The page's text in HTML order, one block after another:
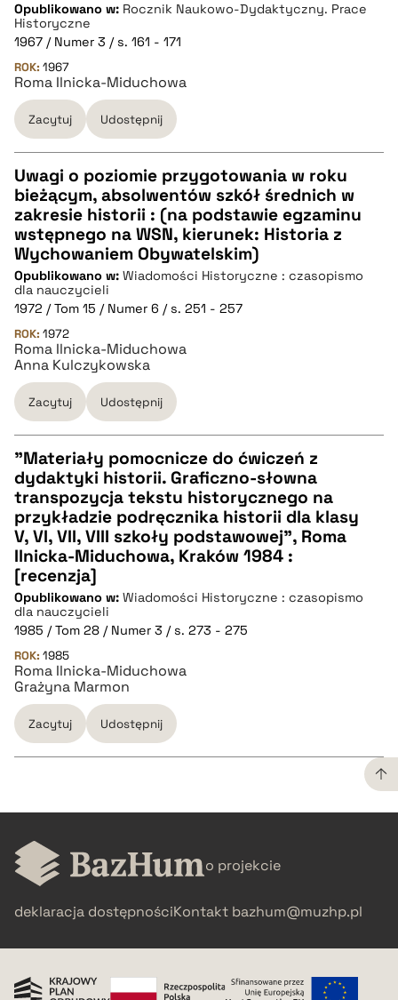
pobierz cytat
BIBTEX
pobierz cytat
Opublikowano w: Rocznik Naukowo-Dydaktyczny. Prace
Historyczne
1967 / Numer 3 / s. 161 - 171
ROK: 1967
Roma Ilnicka-Miduchowa
Zacytuj Udostępnij
CZYSTY TEKST
pobierz cytat
BIBTEX
pobierz cytat
Uwagi o poziomie przygotowania w roku
bieżącym, absolwentów szkół średnich w
zakresie historii : (na podstawie egzaminu
wstępnego na WSN, kierunek: Historia z
Wychowaniem Obywatelskim)
Opublikowano w: Wiadomości Historyczne : czasopismo
dla nauczycieli
1972 / Tom 15 / Numer 6 / s. 251 - 257
ROK: 1972
Roma Ilnicka-Miduchowa
Anna Kulczykowska
Zacytuj Udostępnij
CZYSTY TEKST
pobierz cytat
BIBTEX
pobierz cytat
"Materiały pomocnicze do ćwiczeń z
dydaktyki historii. Graficzno-słowna
transpozycja tekstu historycznego na
przykładzie podręcznika historii dla klasy
V, VI, VII, VIII szkoły podstawowej", Roma
Ilnicka-Miduchowa, Kraków 1984 :
[recenzja]
Opublikowano w: Wiadomości Historyczne : czasopismo
dla nauczycieli
1985 / Tom 28 / Numer 3 / s. 273 - 275
ROK: 1985
Roma Ilnicka-Miduchowa
Grażyna Marmon
Zacytuj Udostępnij
CZYSTY TEKST
pobierz cytat
BIBTEX
o projekcie
deklaracja dostępnościKontakt bazhum@muzhp.pl